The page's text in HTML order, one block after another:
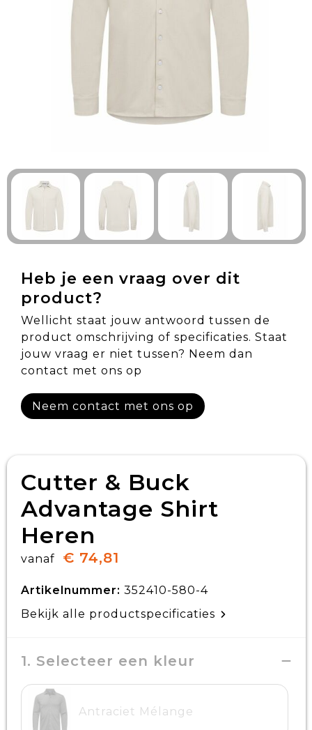
Technologie & Gadgets
Outdoor & Vrije tijd
Pennen & Schrijfwaren
Tassen & Reizen
Eten & Drinken
Heb je een vraag over dit
product?
Wellicht staat jouw antwoord tussen de
product omschrijving of specificaties. Staat
jouw vraag er niet tussen? Neem dan
contact met ons op
Neem contact met ons op
Cutter & Buck
Advantage Shirt
Heren
vanaf € 74,81
Artikelnummer: 352410-580-4
Bekijk alle productspecificaties
1. Selecteer een kleur
Antraciet Mélange